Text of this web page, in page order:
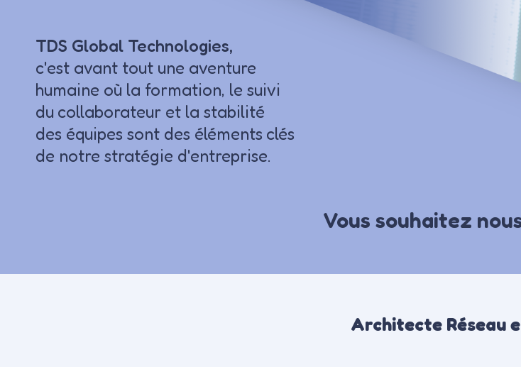
TDS Global Technologies,
c'est avant tout une aventure
humaine où la formation, le suivi
du collaborateur et la stabilité
des équipes sont des éléments clés
de notre stratégie d'entreprise.
Vous souhaitez
Architecte Réseau